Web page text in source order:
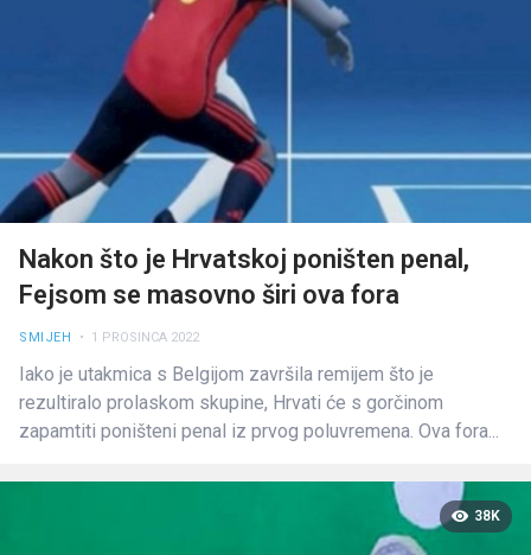
Nakon što je Hrvatskoj poništen penal,
Fejsom se masovno širi ova fora
SMIJEH • 1 PROSINCA 2022
Iako je utakmica s Belgijom završila remijem što je
rezultiralo prolaskom skupine, Hrvati će s gorčinom
zapamtiti poništeni penal iz prvog poluvremena. Ova fora...
38K